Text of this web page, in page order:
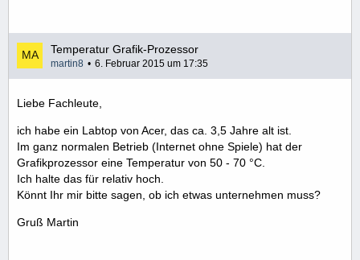
Temperatur Grafik-Prozessor
martin8 6. Februar 2015 um 17:35
Liebe Fachleute,
ich habe ein Labtop von Acer, das ca. 3,5 Jahre alt ist.
Im ganz normalen Betrieb (Internet ohne Spiele) hat der
Grafikprozessor eine Temperatur von 50 - 70 °C.
Ich halte das für relativ hoch.
Könnt Ihr mir bitte sagen, ob ich etwas unternehmen muss?
Gruß Martin